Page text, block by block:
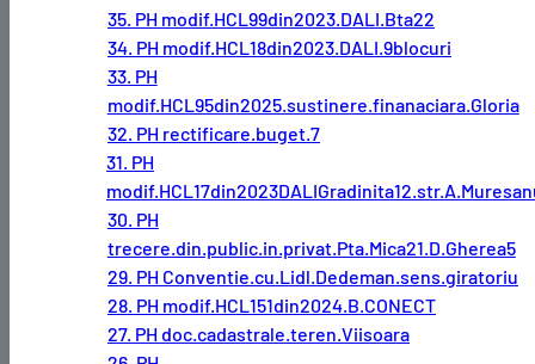
27. PH doc.cadastrale.teren.Viisoara
28. PH modif.HCL151din2024.B.CONECT
29. PH Conventie.cu.Lidl.Dedeman.sens.giratoriu
30. PH
trecere.din.public.in.privat.Pta.Mica21.D.Gherea5
31. PH
32. PH rectificare.buget.7
33. PH
modif.HCL95din2025.sustinere.finanaciara.Gloria
34. PH modif.HCL18din2023.DALI.9blocuri
35. PH modif.HCL99din2023.DALI.Bta22